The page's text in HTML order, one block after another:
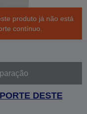
produto já não está
contínuo.
DESTE